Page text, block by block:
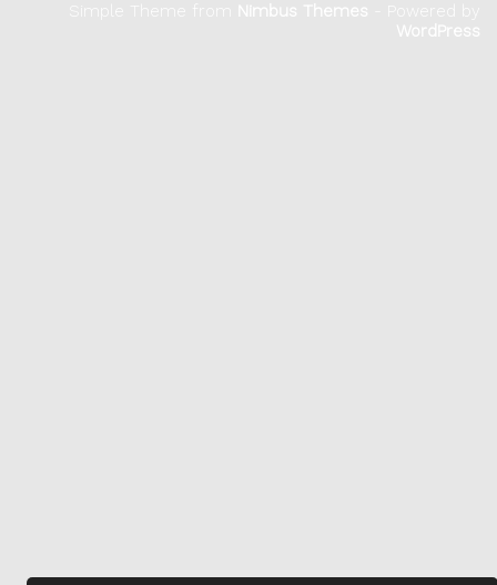
Simple Theme from
Nimbus Themes - Powered by
WordPress